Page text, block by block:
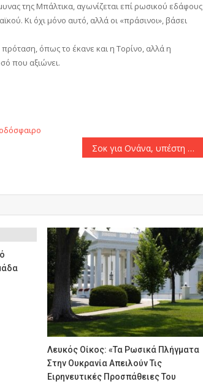
της Μπάλτικα, αγωνίζεται επί ρωσικού εδάφους
Κι όχι μόνο αυτό, αλλά οι «πράσινοι», βάσει
όπως το έκανε και η Τορίνο, αλλά η
που αξιώνει.
Σοκ για Ονάνα, υπέστη ρήξη πρόσθιου χιαστού
Λευκός Οίκος: «Τα Ρωσικά Πλήγματα
Στην Ουκρανία Απειλούν Τις
Ειρηνευτικές Προσπάθειες Του